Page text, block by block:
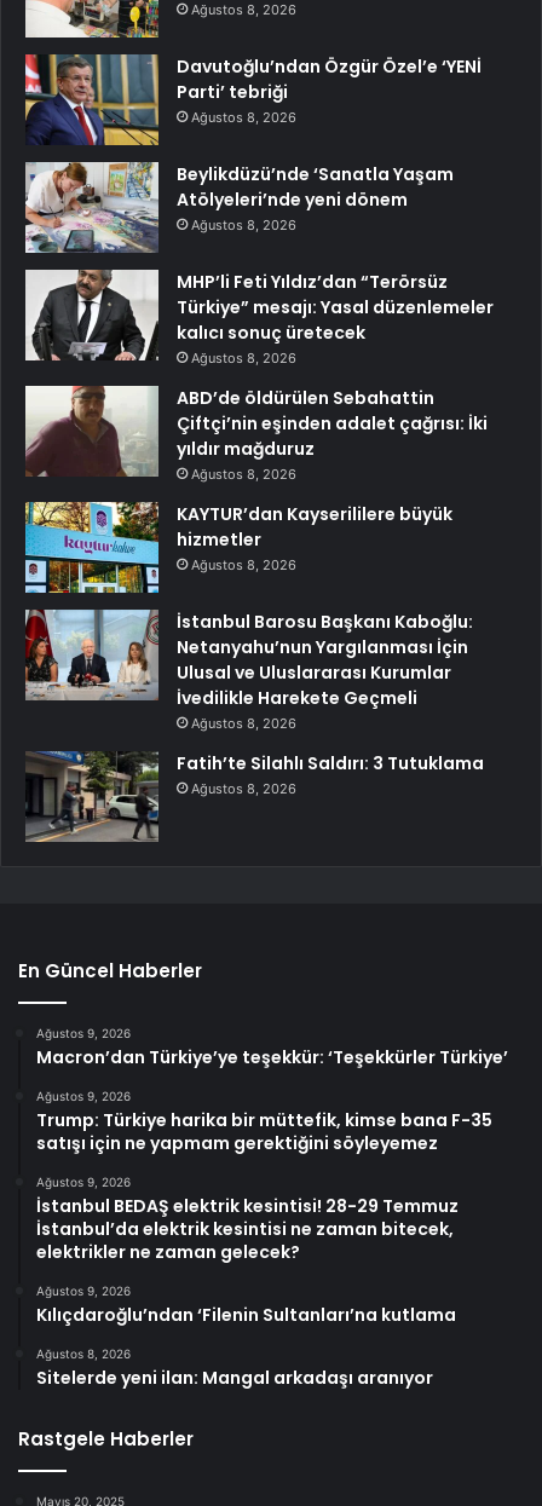
Ağustos 8, 2026
Davutoğlu’ndan Özgür Özel’e ‘YENİ
Parti’ tebriği
Ağustos 8, 2026
Beylikdüzü’nde ‘Sanatla Yaşam
Atölyeleri’nde yeni dönem
Ağustos 8, 2026
MHP’li Feti Yıldız’dan “Terörsüz
Türkiye” mesajı: Yasal düzenlemeler
kalıcı sonuç üretecek
Ağustos 8, 2026
ABD’de öldürülen Sebahattin
Çiftçi’nin eşinden adalet çağrısı: İki
yıldır mağduruz
Ağustos 8, 2026
KAYTUR’dan Kayserililere büyük
hizmetler
Ağustos 8, 2026
İstanbul Barosu Başkanı Kaboğlu:
Netanyahu’nun Yargılanması İçin
Ulusal ve Uluslararası Kurumlar
İvedilikle Harekete Geçmeli
Ağustos 8, 2026
Fatih’te Silahlı Saldırı: 3 Tutuklama
Ağustos 8, 2026
En Güncel Haberler
Ağustos 9, 2026
Macron’dan Türkiye’ye teşekkür: ‘Teşekkürler Türkiye’
Ağustos 9, 2026
Trump: Türkiye harika bir müttefik, kimse bana F-35
satışı için ne yapmam gerektiğini söyleyemez
Ağustos 9, 2026
İstanbul BEDAŞ elektrik kesintisi! 28-29 Temmuz
İstanbul’da elektrik kesintisi ne zaman bitecek,
elektrikler ne zaman gelecek?
Ağustos 9, 2026
Kılıçdaroğlu’ndan ‘Filenin Sultanları’na kutlama
Ağustos 8, 2026
Sitelerde yeni ilan: Mangal arkadaşı aranıyor
Rastgele Haberler
Mayıs 20, 2025